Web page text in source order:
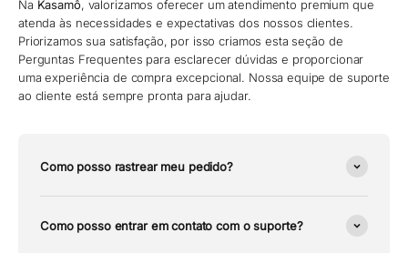
Na Kasamô, valorizamos oferecer um atendimento premium que
atenda às necessidades e expectativas dos nossos clientes.
Priorizamos sua satisfação, por isso criamos esta seção de
Perguntas Frequentes para esclarecer dúvidas e proporcionar
uma experiência de compra excepcional. Nossa equipe de suporte
ao cliente está sempre pronta para ajudar.
Como posso rastrear meu pedido?
Como posso entrar em contato com o suporte?